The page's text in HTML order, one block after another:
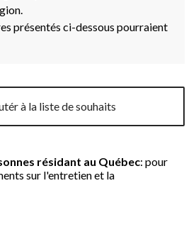
présentés ci-dessous pourraient
à la liste de souhaits
résidant au Québec: pour
sur l'entretien et la